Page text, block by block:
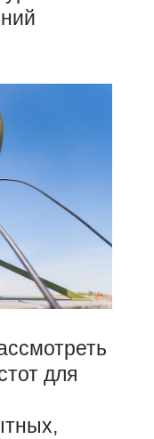
для